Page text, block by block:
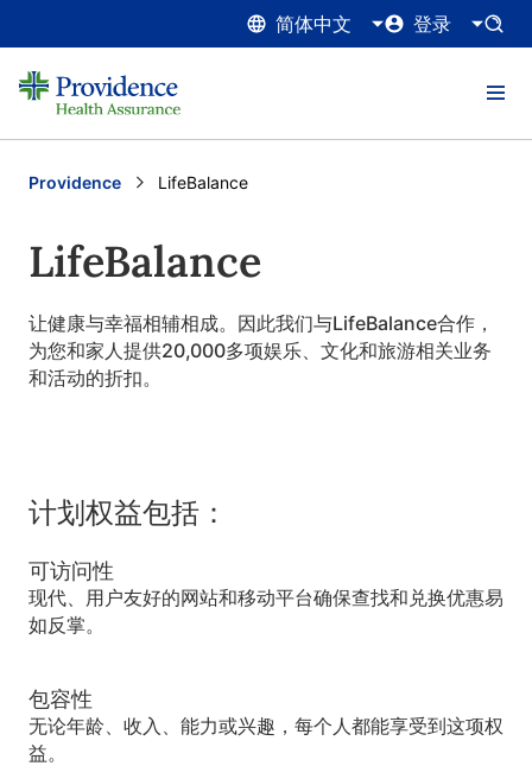
简体中文 登录
Providence Current:
LifeBalance
LifeBalance
让健康与幸福相辅相成。因此我们与LifeBalance合作，
为您和家人提供20,000多项娱乐、文化和旅游相关业务
和活动的折扣。
计划权益包括：
可访问性
现代、用户友好的网站和移动平台确保查找和兑换优惠易
如反掌。
包容性
无论年龄、收入、能力或兴趣，每个人都能享受到这项权
益。